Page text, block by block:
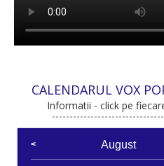
CALENDARUL VOX
Informatii - click pe
August